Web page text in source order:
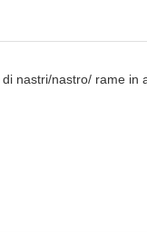
nastri/nastro/ rame in